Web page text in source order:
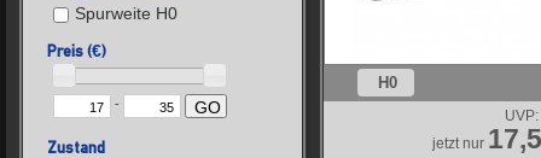
Spurweite H0
Preis (€)
- GO
Zustand
H0
UVP:
jetzt nur